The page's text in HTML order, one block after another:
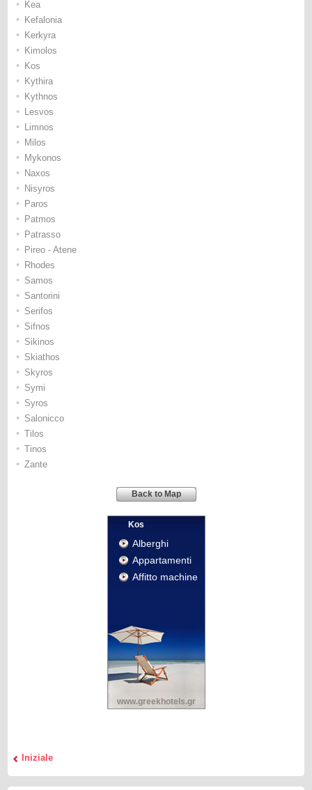
• Kea
• Kefalonia
• Kerkyra
• Kimolos
• Kos
• Kythira
• Kythnos
• Lesvos
• Limnos
• Milos
• Mykonos
• Naxos
• Nisyros
• Paros
• Patmos
• Patrasso
• Pireo - Atene
• Rhodes
• Samos
• Santorini
• Serifos
• Sifnos
• Sikinos
• Skiathos
• Skyros
• Symi
• Syros
• Salonicco
• Tilos
• Tinos
• Zante
Back to Map
Kos
Alberghi
Appartamenti
Affitto machine
www.greekhotels.gr
Iniziale